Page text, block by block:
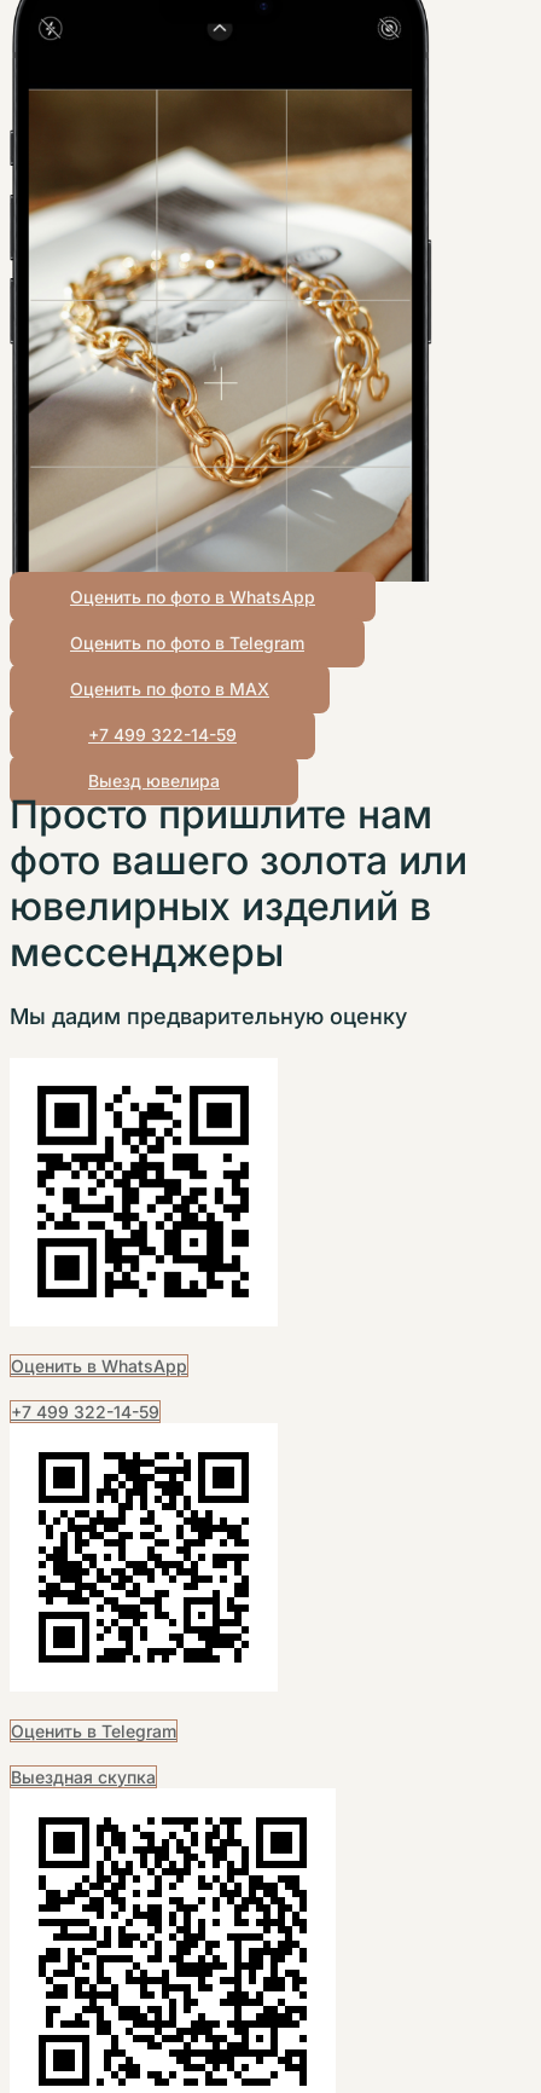
Оценить по фото в WhatsApp
Оценить по фото в Telegram
Оценить по фото в MAX
+7 499 322-14-59
Выезд ювелира
Просто пришлите нам
фото вашего золота или
ювелирных изделий в
мессенджеры
Мы дадим предварительную оценку
Оценить в WhatsApp
+7 499 322-14-59
Оценить в Telegram
Выездная скупка